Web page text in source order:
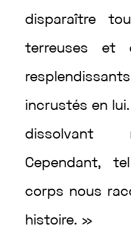
disparaître
terreuses et
incrustés en lui.
dissolvant
Cependant,
corps nous
histoire. »